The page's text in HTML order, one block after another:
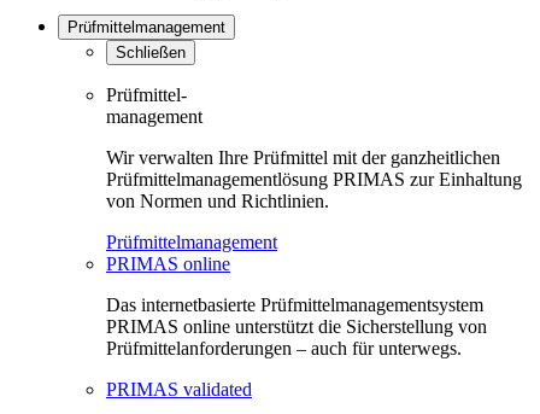
Prüfmittelmanagement
Schließen
Prüfmittel-
management
Wir verwalten Ihre Prüfmittel mit der ganzheitlichen
Prüfmittelmanagementlösung PRIMAS zur Einhaltung
von Normen und Richtlinien.
Prüfmittelmanagement
PRIMAS online
Das internetbasierte Prüfmittelmanagementsystem
PRIMAS online unterstützt die Sicherstellung von
Prüfmittelanforderungen – auch für unterwegs.
PRIMAS validated